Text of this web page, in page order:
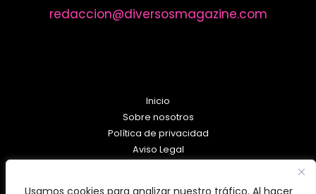
Usamos cookies para analizar nuestro tráfico. Al hacer
redaccion@diversosmagazine.com
Inicio
Sobre nosotros
Política de privacidad
Aviso Legal